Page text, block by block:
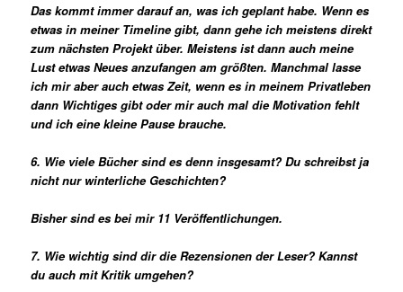
Das kommt immer darauf an, was ich geplant habe. Wenn es
etwas in meiner Timeline gibt, dann gehe ich meistens direkt
zum nächsten Projekt über. Meistens ist dann auch meine
Lust etwas Neues anzufangen am größten. Manchmal lasse
ich mir aber auch etwas Zeit, wenn es in meinem Privatleben
dann Wichtiges gibt oder mir auch mal die Motivation fehlt
und ich eine kleine Pause brauche.
6. Wie viele Bücher sind es denn insgesamt? Du schreibst ja
nicht nur winterliche Geschichten?
Bisher sind es bei mir 11 Veröffentlichungen.
7. Wie wichtig sind dir die Rezensionen der Leser? Kannst
du auch mit Kritik umgehen?